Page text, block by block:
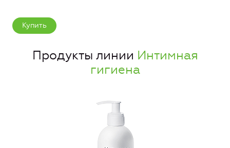
Купить
Продукты линии Интимная
гигиена